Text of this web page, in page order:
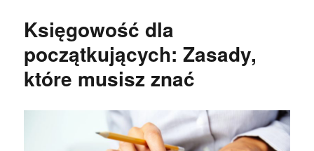
Księgowość dla
początkujących: Zasady,
które musisz znać